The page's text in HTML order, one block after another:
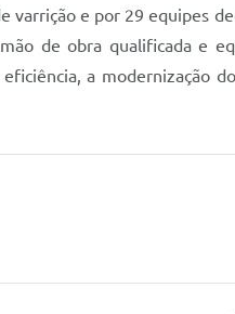
e por 29 equipes
de obra qualificada e
a modernização